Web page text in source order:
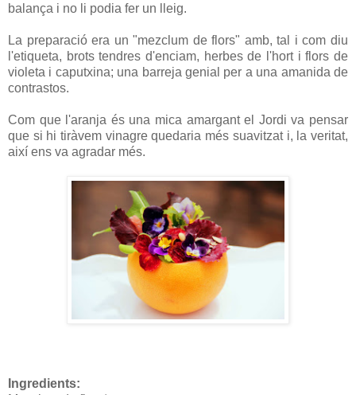
balança i no li podia fer un lleig.
La preparació era un "mezclum de flors" amb, tal i com diu
l'etiqueta, brots tendres d'enciam, herbes de l'hort i flors de
violeta i caputxina; una barreja genial per a una amanida de
contrastos.
Com que l'aranja és una mica amargant el Jordi va pensar
que si hi tiràvem vinagre quedaria més suavitzat i, la veritat,
així ens va agradar més.
Ingredients: